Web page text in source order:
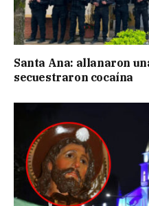
Santa Ana: allanaron
secuestraron cocaína